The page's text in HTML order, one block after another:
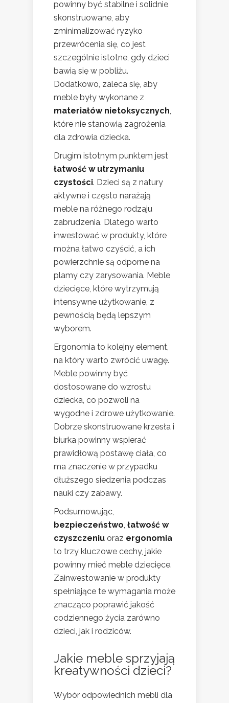
powinny być stabilne i solidnie
skonstruowane, aby
zminimalizować ryzyko
przewrócenia się, co jest
szczególnie istotne, gdy dzieci
bawią się w pobliżu.
Dodatkowo, zaleca się, aby
meble były wykonane z
materiałów nietoksycznych,
które nie stanowią zagrożenia
dla zdrowia dziecka.
Drugim istotnym punktem jest
łatwość w utrzymaniu
czystości. Dzieci są z natury
aktywne i często narażają
meble na różnego rodzaju
zabrudzenia. Dlatego warto
inwestować w produkty, które
można łatwo czyścić, a ich
powierzchnie są odporne na
plamy czy zarysowania. Meble
dziecięce, które wytrzymują
intensywne użytkowanie, z
pewnością będą lepszym
wyborem.
Ergonomia to kolejny element,
na który warto zwrócić uwagę.
Meble powinny być
dostosowane do wzrostu
dziecka, co pozwoli na
wygodne i zdrowe użytkowanie.
Dobrze skonstruowane krzesła i
biurka powinny wspierać
prawidłową postawę ciała, co
ma znaczenie w przypadku
dłuższego siedzenia podczas
nauki czy zabawy.
Podsumowując,
bezpieczeństwo, łatwość w
czyszczeniu oraz ergonomia
to trzy kluczowe cechy, jakie
powinny mieć meble dziecięce.
Zainwestowanie w produkty
spełniające te wymagania może
znacząco poprawić jakość
codziennego życia zarówno
dzieci, jak i rodziców.
Jakie meble sprzyjają
kreatywności dzieci?
Wybór odpowiednich mebli dla